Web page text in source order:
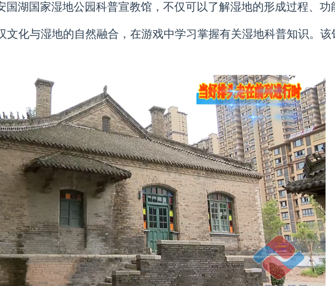
湖国家湿地公园科普宣教馆，不仅可以了解湿地的形成过程、
化与湿地的自然融合，在游戏中学习掌握有关湿地科普知识。